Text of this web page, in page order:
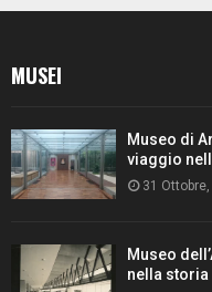
MUSEI
Museo di
viaggio
31
Museo
nella